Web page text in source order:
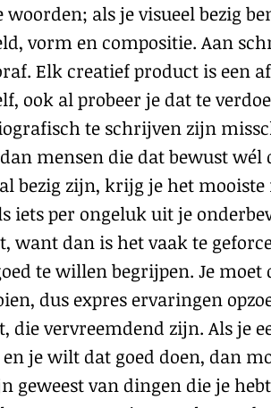
woorden; als je visueel bezig
vorm en compositie. Aan
Elk creatief product is een
ook al probeer je dat te
te schrijven zijn
mensen die dat bewust wél
bezig zijn, krijg je het
iets per ongeluk uit je
want dan is het vaak te
te willen begrijpen. Je
dus expres ervaringen
die vervreemdend zijn. Als je
je wilt dat goed doen, dan
geweest van dingen die je